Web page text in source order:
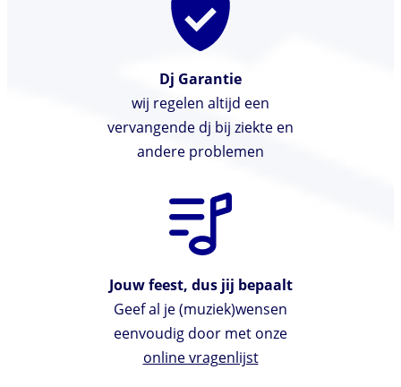
Dj Garantie
wij regelen altijd een
vervangende dj bij ziekte en
andere problemen
Jouw feest, dus jij bepaalt
Geef al je (muziek)wensen
eenvoudig door met onze
online vragenlijst